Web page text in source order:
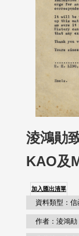
淩鴻勛
KAO及
加入匯出清單
資料類型：信
作者：淩鴻勛